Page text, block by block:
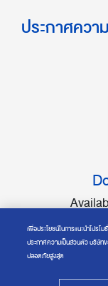
ประกาศคว
เพื่อประโยชน์ในการแนะนำโปร
ประกาศความเป็นส่วนตัว บริษัท
ปลอดภัยสูงสุด